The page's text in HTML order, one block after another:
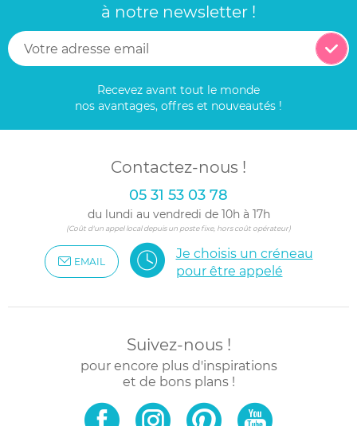
à notre newsletter !
Recevez avant tout le monde
nos avantages, offres et nouveautés !
Contactez-nous !
05 31 53 03 78
du lundi au vendredi de 10h à 17h
(Coût d'un appel local depuis un poste fixe, hors coût opérateur)
EMAIL
Je choisis un créneau
pour être appelé
Suivez-nous !
pour encore plus d'inspirations
et de bons plans !